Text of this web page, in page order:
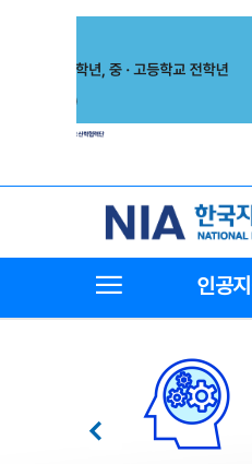
한국지능정보사회진흥원
인공
한국지능정보사회진흥원 주요사업
이전